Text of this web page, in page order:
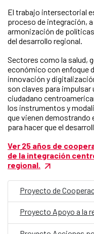
El trabajo intersectorial
proceso de integración,
armonización de
del desarrollo regional.
Sectores como la salud,
económico con enfoque
innovación y
son claves para impulsar
ciudadano
los instrumentos y
que vienen
para hacer que el
Ver 25 años de
de la integración
regional.